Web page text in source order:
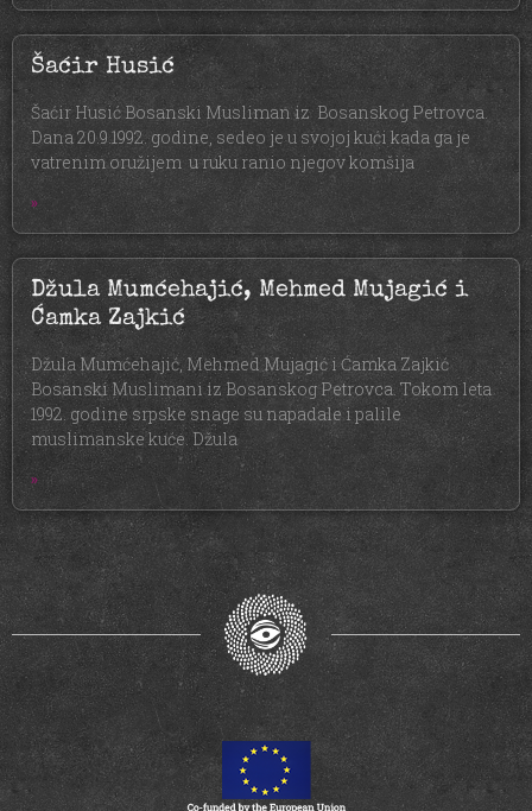
Šaćir Husić
Šaćir Husić Bosanski Musliman iz Bosanskog Petrovca.
Dana 20.9.1992. godine, sedeo je u svojoj kući kada ga je
vatrenim oružijem u ruku ranio njegov komšija
»
Džula Mumćehajić, Mehmed Mujagić i
Ćamka Zajkić
Džula Mumćehajić, Mehmed Mujagić i Ćamka Zajkić
Bosanski Muslimani iz Bosanskog Petrovca. Tokom leta
1992. godine srpske snage su napadale i palile
muslimanske kuće. Džula
»